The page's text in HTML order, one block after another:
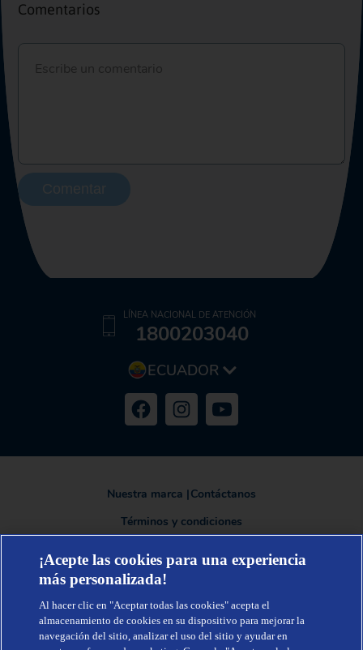
Comentarios
ECUADOR
LÍNEA NACIONAL DE ATENCIÓN
1800203040
Nuestra marca |Contáctanos
Términos y condiciones
TENA®, una marca de Essity - una compañía global líder en higiene y
salud. Cada día, mil millones de personas, en todo el mundo, utilizan
nuestros productos, servicios y soluciones. Nuestro propósito es romper
¡Acepte las cookies para una experiencia
más personalizada!
Al hacer clic en "Aceptar todas las cookies" acepta el
almacenamiento de cookies en su dispositivo para mejorar la
navegación del sitio, analizar el uso del sitio y ayudar en